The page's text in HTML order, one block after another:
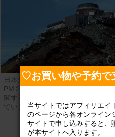
日本最高峰の富士山頂にある無人
PM２．５や水銀などの大気汚染
関する調査など、富士山頂でなけ
ています。
登録
♡お買い物や予約で
当サイトではアフィリエイ
のページから各オンライン
サイトで申し込みすると、
が本サイトへ入ります。